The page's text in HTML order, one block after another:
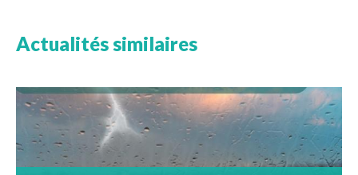
Actualités similaires